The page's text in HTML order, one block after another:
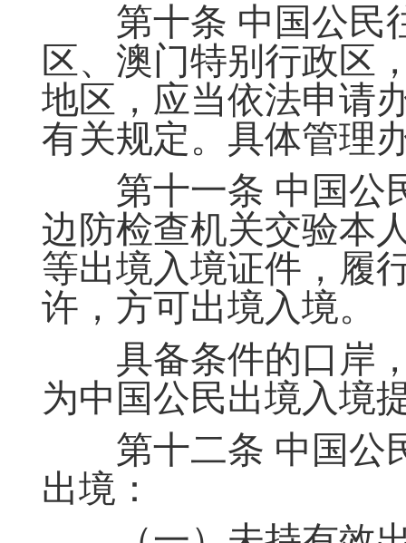
第十条 中国公民
区、澳门特别行政区
地区，应当依法申请
有关规定。具体管理
第十一条 中国公
边防检查机关交验本
等出境入境证件，履
许，方可出境入境。
具备条件的口岸，
为中国公民出境入境
第十二条 中国公
出境：